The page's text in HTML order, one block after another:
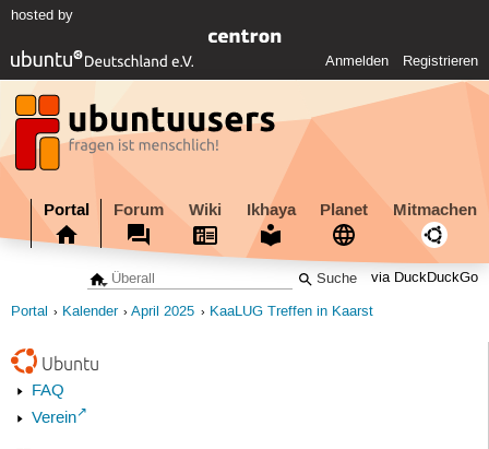
hosted by
Anmelden Registrieren
Portal Forum Wiki Ikhaya Planet Mitmachen
via DuckDuckGo
Portal Kalender April 2025 KaaLUG Treffen in Kaarst
Ubuntu
FAQ
Verein